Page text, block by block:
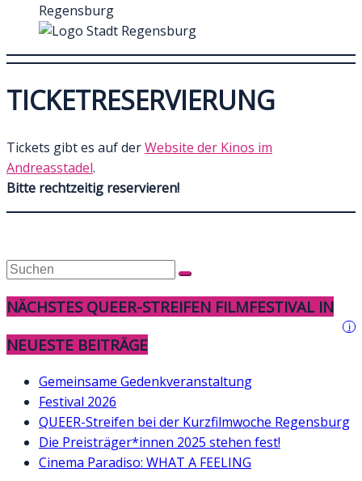
Regensburg
TICKETRESERVIERUNG
Tickets gibt es auf derWebsite der Kinos im
Andreasstadel.
Bitte rechtzeitig reservieren!
NÄCHSTES QUEER-STREIFEN FILMFESTIVAL IN
i
NEUESTE BEITRÄGE
Gemeinsame Gedenkveranstaltung
Festival 2026
QUEER-Streifen bei der Kurzfilmwoche Regensburg
Die Preisträger*innen 2025 stehen fest!
Cinema Paradiso: WHAT A FEELING